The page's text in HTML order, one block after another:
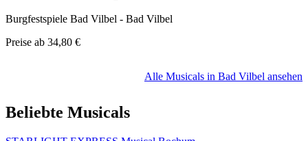
Burgfestspiele Bad Vilbel - Bad Vilbel
Preise ab 34,80 €
Alle Musicals in Bad Vilbel ansehen
Beliebte Musicals